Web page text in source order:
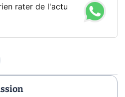
rater de l'actu